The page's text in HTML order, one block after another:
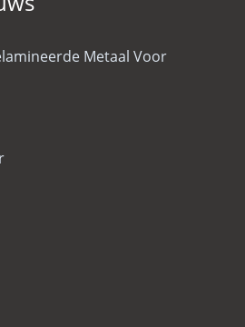
Metaal Voor